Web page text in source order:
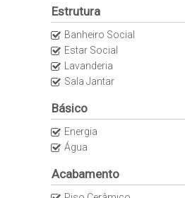
Estrutura
Banheiro Social
Estar Social
Lavanderia
Sala Jantar
Básico
Energia
Água
Acabamento